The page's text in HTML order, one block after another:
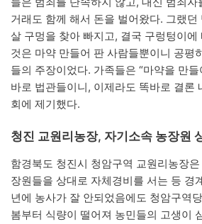
거래도 함께 해서 돈을 벌어왔다. 그랬던
살 구멍을 찾아 빠지고, 결국 구렁텅이에
것은 마약 만들어 판 사람들뿐이니 공평
들의 주장이었다. 가족들은 “마약을 만
바로 법관들이니, 이제라도 똑바로 결론
회에 제기했다.
청진 교원리농장, 자기소속 농장원
함경북도 청진시 청암구역 교원리농장
장원들을 상대로 자체경비를 서는 등 경
년에 농사가 잘 안되었음에도 청암구역
봄부터 식량이 떨어져 농민들의 고생이